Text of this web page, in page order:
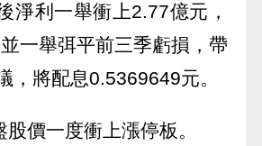
淨利一舉衝上2.77億元，
一舉弭平前三季虧損，帶
將配息0.5369649元。
價一度衝上漲停板。